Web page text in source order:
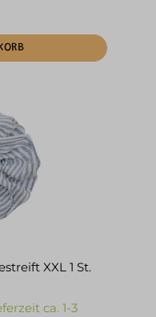
XXL 1 St.
ca. 1-3